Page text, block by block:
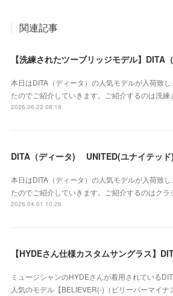
関連記事
本日はDITA（ディータ）の人気モデルが入荷致し
たのでご紹介していきます。ご紹介するのは洗練
2026.06.22 08:18
本日はDITA（ディータ）の人気モデルが入荷致し
たのでご紹介していきます。ご紹介するのはクラ
2026.04.01 10:26
ミュージシャンのHYDEさんが着用されている
人気のモデル【BELIEVER(-)（ビリーバーマイナ